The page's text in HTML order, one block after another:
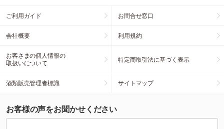
ご利用ガイド お問合せ窓口
会社概要 利用規約
お客さまの個人情報の
取扱いについて
特定商取引法に基づく表示
酒類販売管理者標識 サイトマップ
お客様の声をお聞かせください